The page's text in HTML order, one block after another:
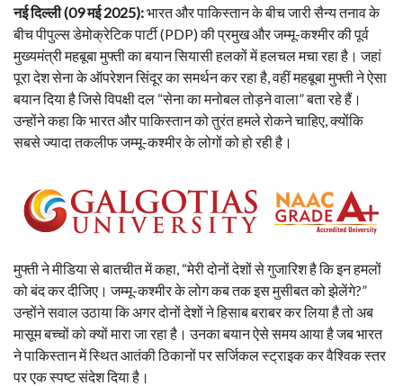
नई दिल्ली (09 मई 2025):भारत और पाकिस्तान के बीच जारी सैन्य तनाव के
बीच पीपुल्स डेमोक्रेटिक पार्टी (PDP) की प्रमुख और जम्मू-कश्मीर की पूर्व
मुख्यमंत्री महबूबा मुफ्ती का बयान सियासी हलकों में हलचल मचा रहा है। जहां
पूरा देश सेना के ऑपरेशन सिंदूर का समर्थन कर रहा है, वहीं महबूबा मुफ्ती ने ऐसा
बयान दिया है जिसे विपक्षी दल “सेना का मनोबल तोड़ने वाला” बता रहे हैं।
उन्होंने कहा कि भारत और पाकिस्तान को तुरंत हमले रोकने चाहिए, क्योंकि
सबसे ज्यादा तकलीफ जम्मू-कश्मीर के लोगों को हो रही है।
मुफ्ती ने मीडिया से बातचीत में कहा, “मेरी दोनों देशों से गुजारिश है कि इन हमलों
को बंद कर दीजिए। जम्मू-कश्मीर के लोग कब तक इस मुसीबत को झेलेंगे?”
उन्होंने सवाल उठाया कि अगर दोनों देशों ने हिसाब बराबर कर लिया है तो अब
मासूम बच्चों को क्यों मारा जा रहा है। उनका बयान ऐसे समय आया है जब भारत
ने पाकिस्तान में स्थित आतंकी ठिकानों पर सर्जिकल स्ट्राइक कर वैश्विक स्तर
पर एक स्पष्ट संदेश दिया है।